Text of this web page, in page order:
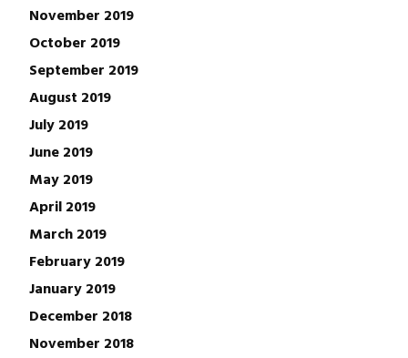
November 2019
October 2019
September 2019
August 2019
July 2019
June 2019
May 2019
April 2019
March 2019
February 2019
January 2019
December 2018
November 2018